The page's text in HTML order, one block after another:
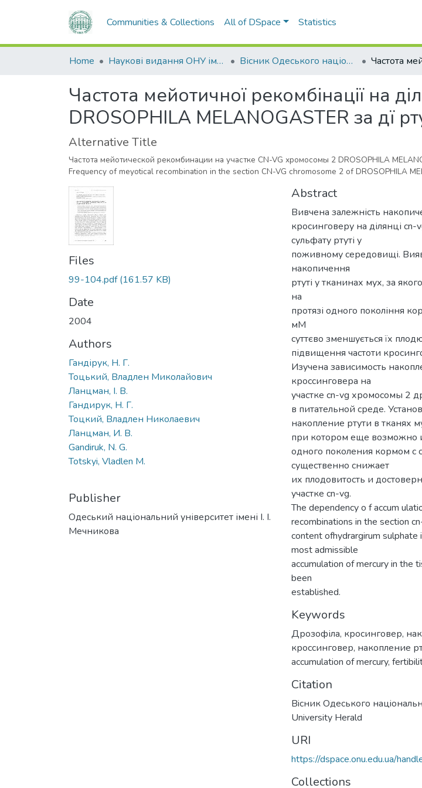
Communities & Collections All of DSpace Statistics
Home Наукові видання ОНУ імені І. І. Мечникова Вісник Одеського національного університету. Біологія
Частота мейотичної рекомбінації на
DROSOPHILA MELANOGASTER за дї
Alternative Title
Частота мейотической рекомбинации на участке CN-VG хромосомы 2 DROSOPHILA
Frequency of meyotical recombination in the section CN-VG chromosome 2 of DROSOPHILA
Files
99-104.pdf(161.57 KB)
Date
2004
Authors
Гандірук, Н. Г.
Тоцький, Владлен Миколайович
Ланцман, І. В.
Гандирук, Н. Г.
Тоцкий, Владлен Николаевич
Ланцман, И. В.
Gandiruk, N. G.
Totskyi, Vladlen M.
Publisher
Одеський національний університет імені І. І.
Мечникова
Abstract
Вивчена залежність
кросинговеру на ділянці
сульфату ртуті у
поживному середовищі.
накопичення
ртуті у тканинах мух, за
на
протязі одного покоління
мМ
суттєво зменшується їх
підвищення частоти
Изучена зависимость
кроссинговера на
участке cn-vg хромосомы 2
в питательной среде.
накопление ртути в тканях
при котором еще возможно
одного поколения кормом
существенно снижает
их плодовитость и
участке cn-vg.
The dependency o f accum
recombinations in the section
content ofhydrargirum sulphate
most admissible
accumulation of mercury in the
been
established.
Keywords
Дрозофіла, кросинговер,
кроссинговер, накопление
accumulation of mercury,
Citation
Вiсник Одеського
University Herald
URI
https://dspace.onu.edu.ua/
Collections